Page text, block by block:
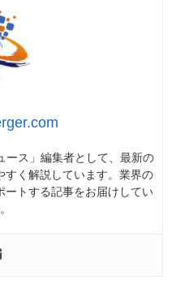
ース」編集者として、最新の
すく解説しています。業界の
ートする記事をお届けしてい